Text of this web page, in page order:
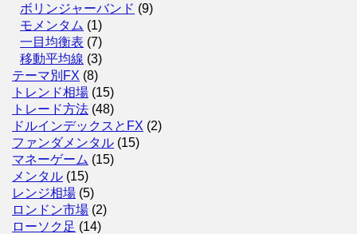
ボリンジャーバンド (9)
モメンタム (1)
一目均衡表 (7)
移動平均線 (3)
テーマ別FX (8)
トレンド相場 (15)
トレード方法 (48)
ドルインデックスとFX (2)
ファンダメンタル (15)
マネーゲーム (15)
メンタル (15)
レンジ相場 (5)
ロンドン市場 (2)
ローソク足 (14)